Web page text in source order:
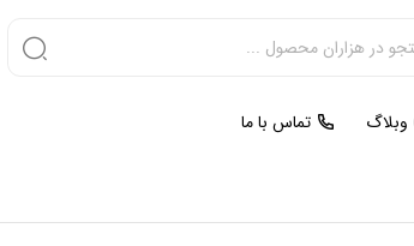
وبلاگ تماس با ما